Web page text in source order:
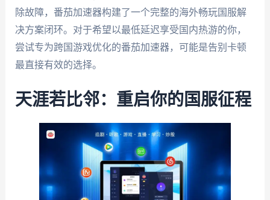
除故障，番茄加速器构建了一个完整的海外畅玩国服解
决方案闭环。对于希望以最低延迟享受国内热游的你，
尝试专为跨国游戏优化的番茄加速器，可能是告别卡顿
最直接有效的选择。
天涯若比邻：重启你的国服征程